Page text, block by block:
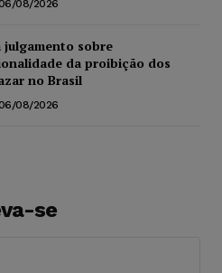
06/08/2026
julgamento sobre
da proibição dos
no Brasil
06/08/2026
se